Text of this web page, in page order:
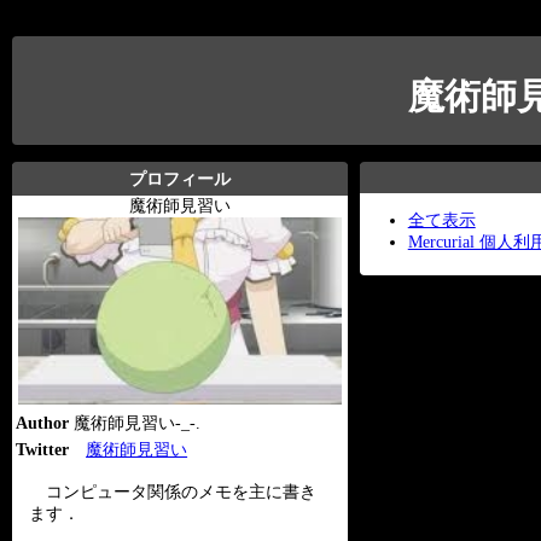
魔術師
プロフィール
魔術師見習い
Author 魔術師見習い-_-.
Twitter
魔術師見習い
コンピュータ関係のメモを主に書き
ます．
全て表示
Mercurial 個人利